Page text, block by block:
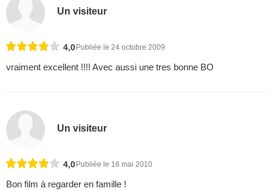
Un visiteur
4,0Publiée le 24 octobre 2009
vraiment excellent !!!! Avec aussi une tres bonne BO
Un visiteur
4,0 Publiée le 16 mai 2010
Bon film à regarder en famille !